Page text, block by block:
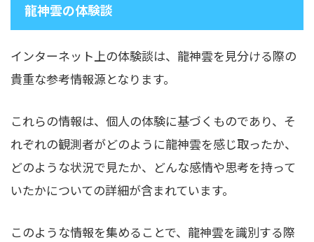
龍神雲の体験談
インターネット上の体験談は、龍神雲を見分ける際の
貴重な参考情報源となります。
これらの情報は、個人の体験に基づくものであり、そ
れぞれの観測者がどのように龍神雲を感じ取ったか、
どのような状況で見たか、どんな感情や思考を持って
いたかについての詳細が含まれています。
このような情報を集めることで、龍神雲を識別する際